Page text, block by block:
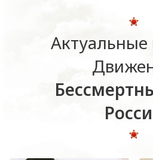
Актуальные